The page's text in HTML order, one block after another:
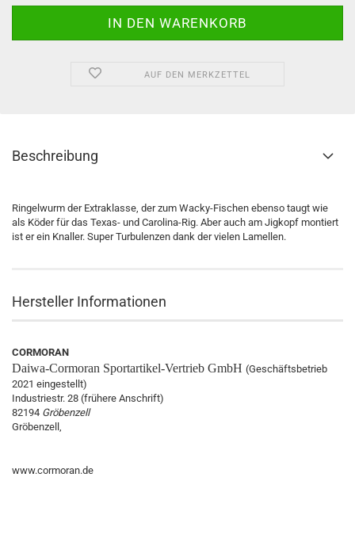
AUF DEN MERKZETTEL
Beschreibung
Ringelwurm der Extraklasse, der zum Wacky-Fischen ebenso taugt wie
als Köder für das Texas- und Carolina-Rig. Aber auch am Jigkopf montiert
ist er ein Knaller. Super Turbulenzen dank der vielen Lamellen.
Hersteller Informationen
CORMORAN
Daiwa-Cormoran Sportartikel-Vertrieb GmbH (Geschäftsbetrieb
2021 eingestellt)
Industriestr. 28 (frühere Anschrift)
82194 Gröbenzell
Gröbenzell,
www.cormoran.de